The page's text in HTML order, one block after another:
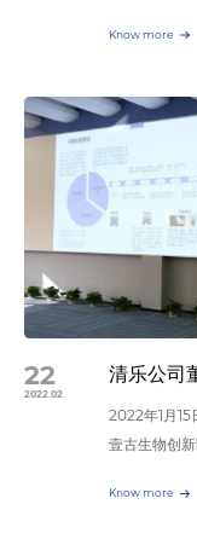
水干雾和等离子臭氧消
高频率预防性消毒，这
极大的降低了消毒成
的道路。 按照六年期
用小于100元人民币
预防病菌传播方面产生
辅助系统，
出行过程中
题研究团队
等实际场景
中依次使用
供辅助服务
机器人的文
决航空信息
已成为现代
奥会。智能
分技术由苏
人士无障碍
残障人士在
Know more
22
2022.02
2022年1月
壹古生物创
成功举办。
Know more